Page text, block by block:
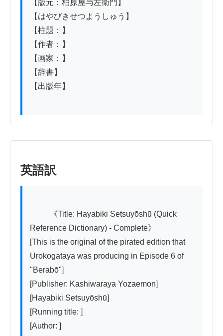
【版元：柏原屋与左衛門】
【はやびきせつようしゅう】
【柱題：】
【作者：】
【画家：】
【辞書】
【出版年】
英語訳
Reference Dictionary) - Complete》
[This is the original of the pirated edition that
Urokogataya was producing in Episode 6 of
"Berabō"]
[Publisher: Kashiwaraya Yozaemon]
[Hayabiki Setsuyōshū]
[Running title: ]
[Author: ]